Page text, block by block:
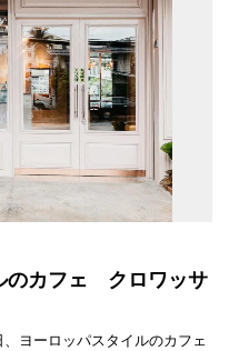
のカフェ クロワッサ
ヨーロッパスタイルのカフェ